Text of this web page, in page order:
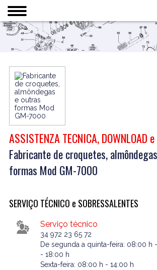
ASSISTENZA TECNICA, DOWNLOAD
Fabricante de croquetes,
formas Mod GM-7000
SERVIÇO TÉCNICO e SOBRESSALENTES
Serviço técnico
34 972 23 65 72
De segunda a quinta-feira: 08:00 h
- 18:00 h
Sexta-feira: 08:00 h - 14:00 h